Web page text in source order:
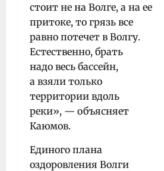
стоит не на Волге, а на ее
притоке, то грязь все
равно потечет в Волгу.
Естественно, брать
надо весь бассейн,
а взяли только
территории вдоль
реки», — объясняет
Каюмов.
Единого плана
оздоровления Волги